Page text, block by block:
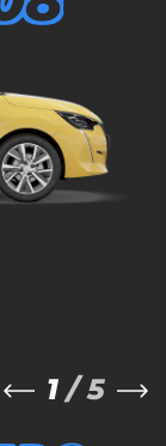
1 / 5